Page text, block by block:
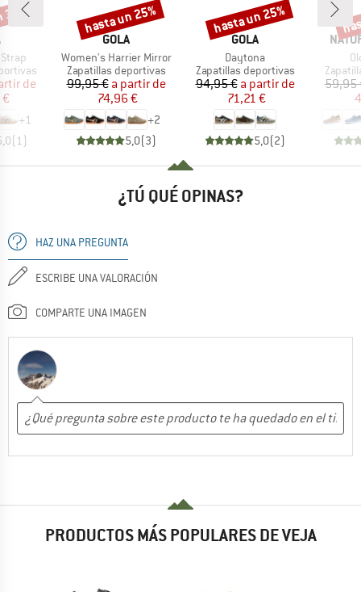
reducido
de
+1
(1)
MARCA
GOLA
Artículo
Women's Harrier Mirror
Product group
Zapatillas deportivas
Precio
99,95 € Precio reducido
a partir de
74,96 €
+2
5,0(3)
Descuento
hasta un 25%
MARCA
GOLA
Artículo
Daytona
Product group
Zapatillas deportivas
Precio
94,95 € Precio reducido
a partir de
71,21 €
5,0(2)
Descuento
hasta un 25%
59,95
¿TÚ QUÉ OPINAS?
HAZ UNA PREGUNTA
ESCRIBE UNA VALORACIÓN
COMPARTE UNA IMAGEN
PRODUCTOS MÁS POPULARES DE VEJA